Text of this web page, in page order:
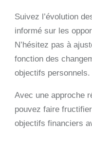
Suivez l’évolution
informé sur les
N’hésitez pas à
fonction des
objectifs personnels.
Avec une approche
pouvez faire
objectifs financiers